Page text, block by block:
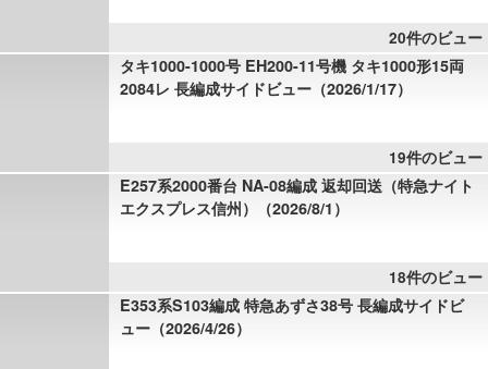
20件のビュー
タキ1000-1000号 EH200-11号機 タキ1000形15両
2084レ 長編成サイドビュー（2026/1/17）
19件のビュー
E257系2000番台 NA-08編成 返却回送（特急ナイト
エクスプレス信州）（2026/8/1）
18件のビュー
E353系S103編成 特急あずさ38号 長編成サイドビ
ュー（2026/4/26）